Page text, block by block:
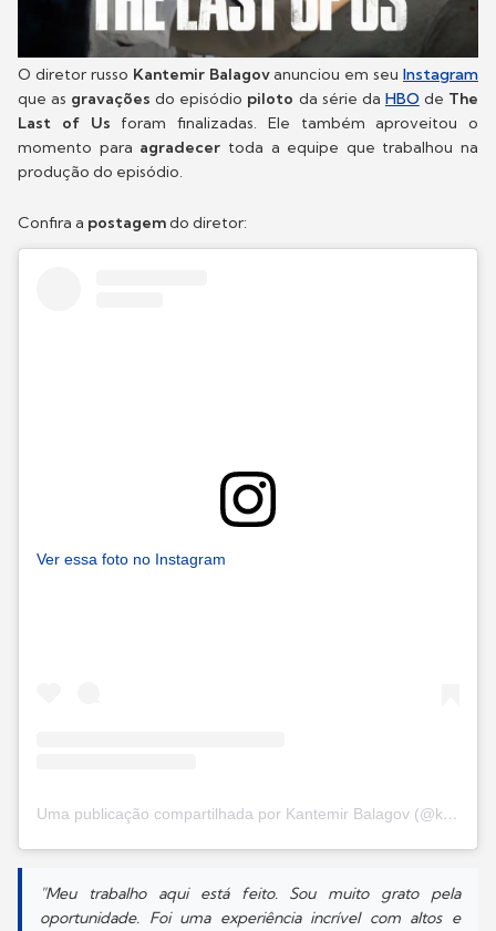
O diretor russo Kantemir Balagovanunciou em seu Instagram
que as gravaçõesdo episódio piloto da série da HBO de The
Last of Us foram finalizadas. Ele também aproveitou o
momento para agradecer toda a equipe que trabalhou na
produção do episódio.
Confira a postagemdo diretor:
Ver essa foto no Instagram
Uma publicação compartilhada por Kantemir Balagov (@kantemir_balag)
"Meu trabalho aqui está feito. Sou muito grato pela
oportunidade. Foi uma experiência incrível com altos e